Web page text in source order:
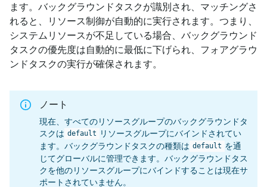
ます。バックグラウンドタスクが識別され、マッチングさ
れると、リソース制御が自動的に実行されます。つまり、
システムリソースが不足している場合、バックグラウンド
タスクの優先度は自動的に最低に下げられ、フォアグラウ
ンドタスクの実行が確保されます。
ノート
現在、すべてのリソースグループのバックグラウンドタ
スクは default
リソースグループにバインドされてい
ます。バックグラウンドタスクの種類は default を通
じてグローバルに管理できます。バックグラウンドタス
クを他のリソースグループにバインドすることは現在サ
ポートされていません。